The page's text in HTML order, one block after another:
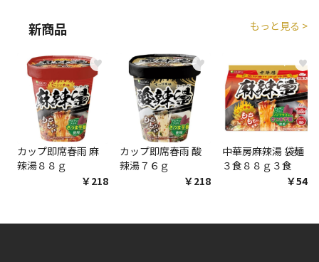
新商品 もっと見る >
♥
カップ即席春雨 麻
辣湯８８ｇ
￥218
♥
カップ即席春雨 酸
辣湯７６ｇ
￥218
♥
中華房麻辣湯 袋麺
３食８８ｇ３食
￥548